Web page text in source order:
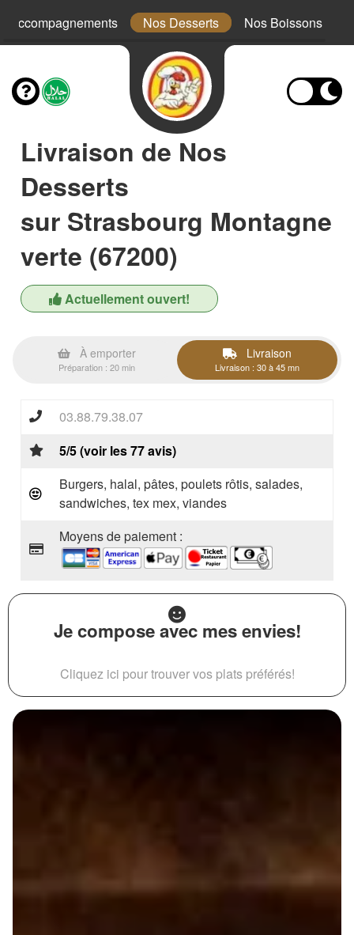
Accompagnements Nos Desserts Nos Boissons
Livraison de Nos
Desserts
sur Strasbourg Montagne
verte (67200)
Actuellement ouvert!
À emporter
Préparation : 20 min
Livraison
Livraison : 30 à 45 mn
03.88.79.38.07
5/5 (voir les 77 avis)
Burgers, halal, pâtes, poulets rôtis, salades,
sandwiches, tex mex, viandes
Moyens de paiement :
Je compose avec mes envies!
Cliquez ici pour trouver vos plats préférés!